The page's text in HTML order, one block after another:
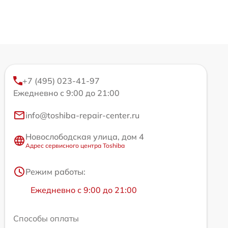
+7 (495) 023-41-97
Ежедневно с 9:00 до 21:00
info@toshiba-repair-center.ru
Новослободская улица, дом 4
Адрес сервисного центра Toshiba
Режим работы:
Ежедневно с 9:00 до 21:00
Способы оплаты